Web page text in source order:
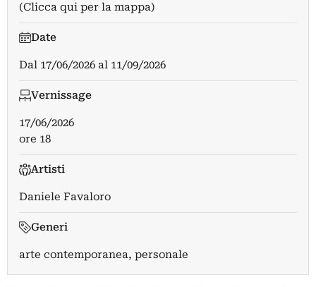
(Clicca qui per la mappa)
Date
Dal 17/06/2026 al 11/09/2026
Vernissage
17/06/2026
ore 18
Artisti
Daniele Favaloro
Generi
arte contemporanea, personale